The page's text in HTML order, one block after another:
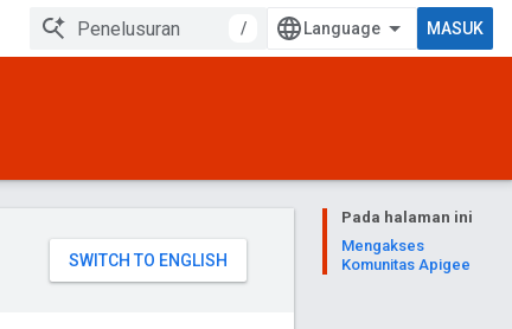
/ MASUK
Pada halaman ini
Mengakses
Komunitas Apigee